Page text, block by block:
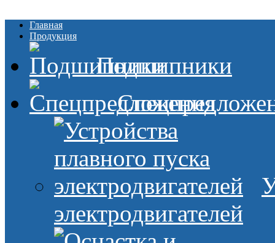
Главная
Продукция
Подшипники
электродвигателей